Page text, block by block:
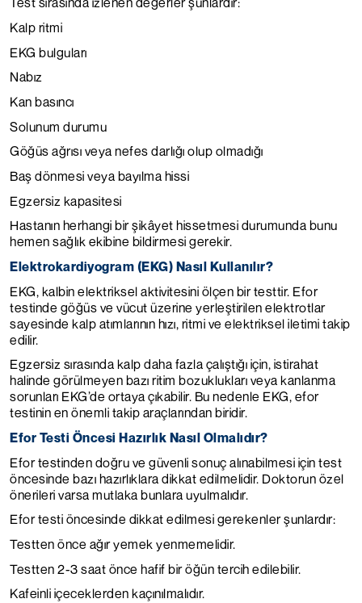
Kalp ritmi
EKG bulguları
Nabız
Kan basıncı
Solunum durumu
Göğüs ağrısı veya nefes darlığı olup olmadığı
Baş dönmesi veya bayılma hissi
Egzersiz kapasitesi
Hastanın herhangi bir şikâyet hissetmesi durumunda bunu
hemen sağlık ekibine bildirmesi gerekir.
Elektrokardiyogram (EKG) Nasıl Kullanılır?
EKG, kalbin elektriksel aktivitesini ölçen bir testtir. Efor
testinde göğüs ve vücut üzerine yerleştirilen elektrotlar
sayesinde kalp atımlarının hızı, ritmi ve elektriksel iletimi takip
edilir.
Egzersiz sırasında kalp daha fazla çalıştığı için, istirahat
halinde görülmeyen bazı ritim bozuklukları veya kanlanma
sorunları EKG’de ortaya çıkabilir. Bu nedenle EKG, efor
testinin en önemli takip araçlarından biridir.
Efor Testi Öncesi Hazırlık Nasıl Olmalıdır?
Efor testinden doğru ve güvenli sonuç alınabilmesi için test
öncesinde bazı hazırlıklara dikkat edilmelidir. Doktorun özel
önerileri varsa mutlaka bunlara uyulmalıdır.
Efor testi öncesinde dikkat edilmesi gerekenler şunlardır:
Testten önce ağır yemek yenmemelidir.
Testten 2-3 saat önce hafif bir öğün tercih edilebilir.
Kafeinli içeceklerden kaçınılmalıdır.